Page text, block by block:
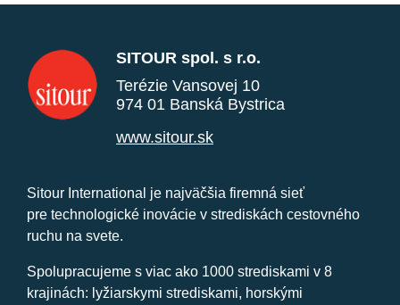
SITOUR spol. s r.o.
Terézie Vansovej 10
974 01 Banská Bystrica
www.sitour.sk
Sitour International je najväčšia firemná sieť
pre technologické inovácie v strediskách cestovného
ruchu na svete.
Spolupracujeme s viac ako 1000 strediskami v 8
krajinách: lyžiarskymi strediskami, horskými